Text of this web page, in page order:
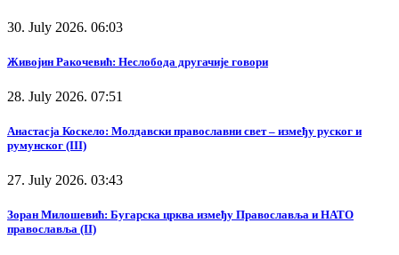
30. July 2026. 06:03
Живојин Ракочевић: Неслобода другачије говори
28. July 2026. 07:51
Анастасја Коскело: Молдавски православни свет – између руског и
румунског (III)
27. July 2026. 03:43
Зоран Милошевић: Бугарска црква између Православља и НАТО
православља (II)